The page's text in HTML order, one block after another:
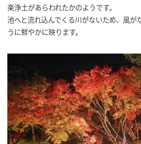
楽浄土があらわれたかのようです。
池へと流れ込んでくる川がないため、風が
うに鮮やかに映ります。